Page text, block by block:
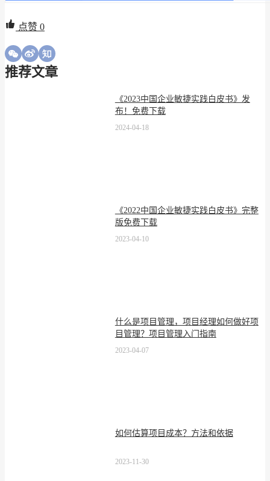
点赞 0
推荐文章
《2023中国企业敏捷实践白皮书》发
布！免费下载
2024-04-18
《2022中国企业敏捷实践白皮书》完整
版免费下载
2023-04-10
什么是项目管理，项目经理如何做好项
目管理？项目管理入门指南
2023-04-07
如何估算项目成本？方法和依据
2023-11-30